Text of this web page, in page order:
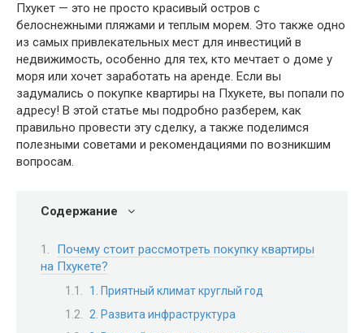
Пхукет — это не просто красивый остров с
белоснежными пляжами и теплым морем. Это также одно
из самых привлекательных мест для инвестиций в
недвижимость, особенно для тех, кто мечтает о доме у
моря или хочет заработать на аренде. Если вы
задумались о покупке квартиры на Пхукете, вы попали по
адресу! В этой статье мы подробно разберем, как
правильно провести эту сделку, а также поделимся
полезными советами и рекомендациями по возникшим
вопросам.
Содержание
Почему стоит рассмотреть покупку квартиры
на Пхукете?
1. Приятный климат круглый год
2. Развита инфраструктура